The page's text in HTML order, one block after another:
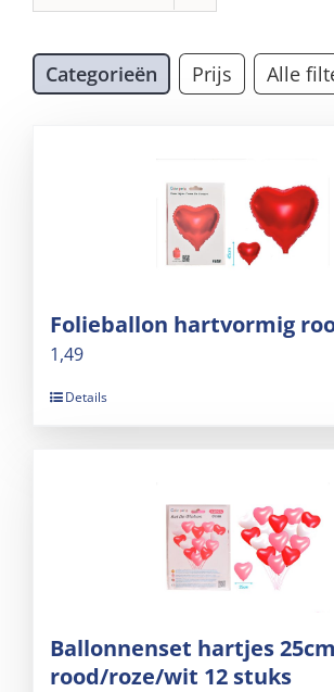
Categorieën Prijs Alle
Folieballon hartvormig
1,49
Details
Ballonnenset hartjes 25cm
rood/roze/wit 12 stuks